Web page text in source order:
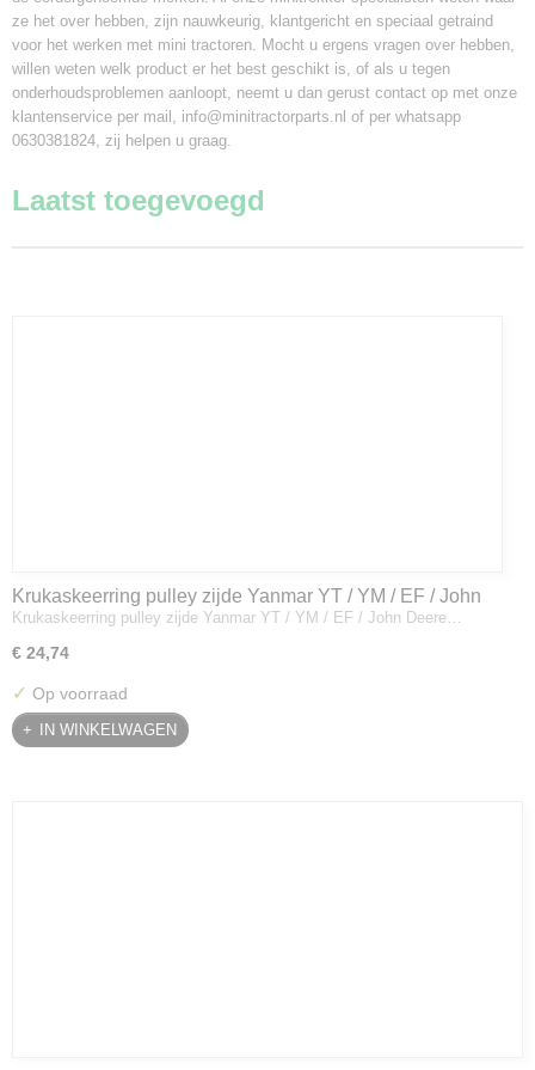
ze het over hebben, zijn nauwkeurig, klantgericht en speciaal getraind
voor het werken met mini tractoren. Mocht u ergens vragen over hebben,
willen weten welk product er het best geschikt is, of als u tegen
onderhoudsproblemen aanloopt, neemt u dan gerust contact op met onze
klantenservice per mail, info@minitractorparts.nl of per whatsapp
0630381824, zij helpen u graag.
Laatst toegevoegd
Krukaskeerring pulley zijde Yanmar YT / YM / EF / John
Deere - 119934-01800
Krukaskeerring pulley zijde Yanmar YT / YM / EF / John Deere…
€ 24,74
✓ Op voorraad
IN WINKELWAGEN